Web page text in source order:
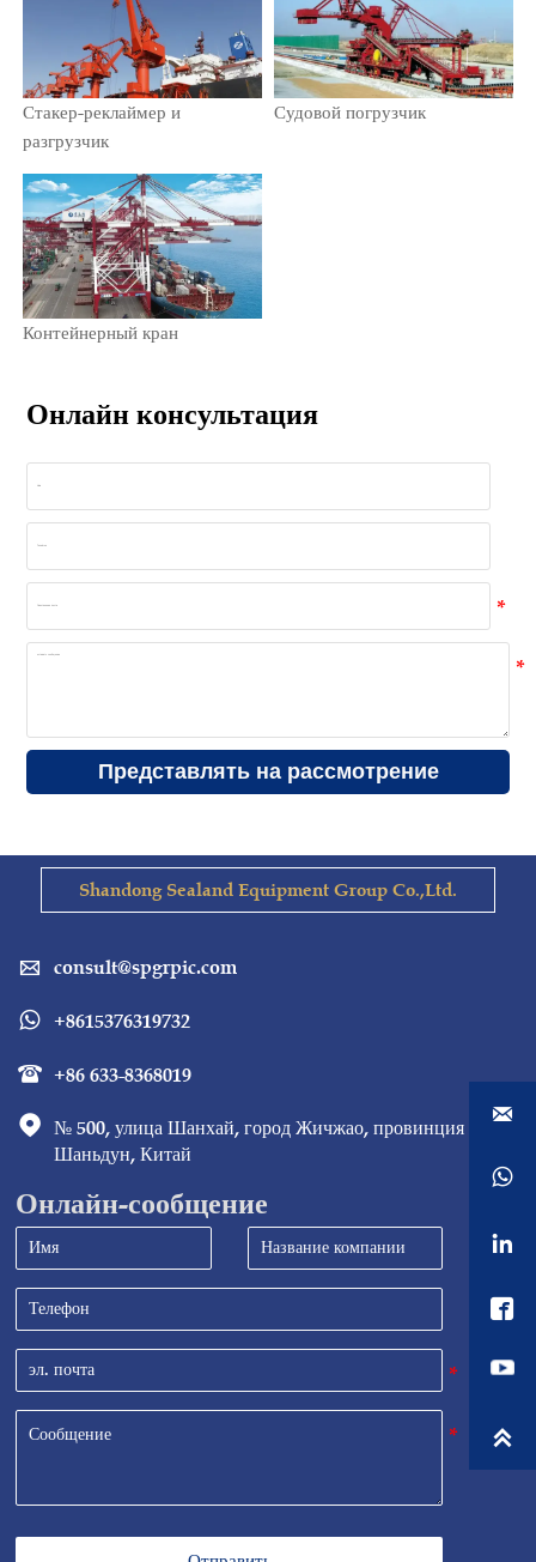
Стакер-реклаймер и
разгрузчик
Судовой погрузчик
Контейнерный кран
Онлайн консультация
Представлять на рассмотрение
Shandong Sealand Equipment Group Co.,Ltd.
 consult@spgrpic.com
 +8615376319732
 +86 633-8368019
 № 500, улица Шанхай, город Жичжао, провинция
Шаньдун, Китай
Онлайн-сообщение




